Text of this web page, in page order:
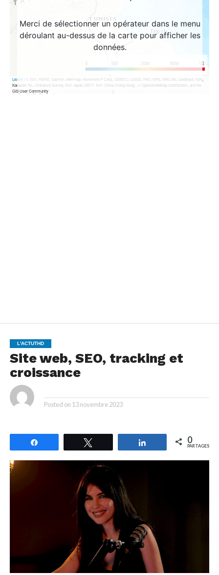
L'ACTUTHD
Site web, SEO, tracking et
croissance
Posted on 13 novembre 2023
Partagez 0
PARTAGES